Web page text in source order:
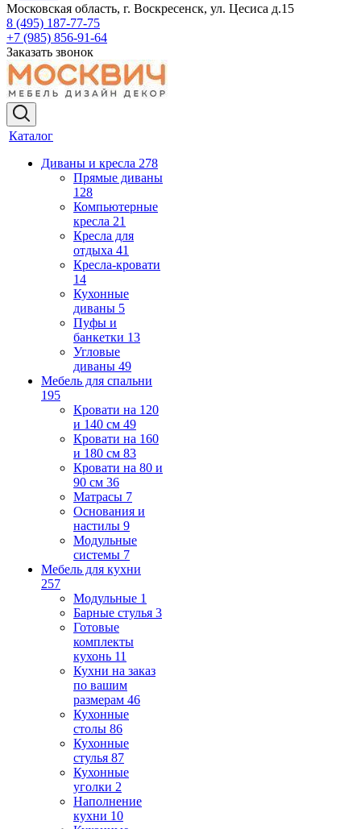
Московская область, г. Воскресенск, ул. Цесиса д.15
8 (495) 187-77-75
+7 (985) 856-91-64
Заказать звонок
Каталог
Диваны и кресла 278
Прямые диваны
128
Компьютерные
кресла 21
Кресла для
отдыха 41
Кресла-кровати
14
Кухонные
диваны 5
Пуфы и
банкетки 13
Угловые
диваны 49
Мебель для спальни
195
Кровати на 120
и 140 см 49
Кровати на 160
и 180 см 83
Кровати на 80 и
90 см 36
Матрасы 7
Основания и
настилы 9
Модульные
системы 7
Мебель для кухни
257
Модульные 1
Барные стулья 3
Готовые
комплекты
кухонь 11
Кухни на заказ
по вашим
размерам 46
Кухонные
столы 86
Кухонные
стулья 87
Кухонные
уголки 2
Наполнение
кухни 10